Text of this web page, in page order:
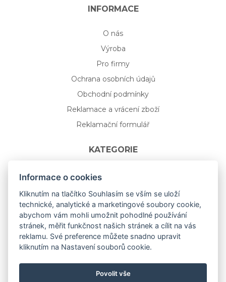
INFORMACE
O nás
Výroba
Pro firmy
Ochrana osobních údajů
Obchodní podmínky
Reklamace a vrácení zboží
Reklamační formulář
KATEGORIE
Nápojové sklo
Bydlení
Dárkový poukaz na míru
Mystery box
Kolekce
NOVÁ rozkvetlá KOLEKCE 🌸🌼
Informace o cookies
Kliknutím na tlačítko Souhlasím se vším se uloží
technické, analytické a marketingové soubory cookie,
abychom vám mohli umožnit pohodlné používání
stránek, měřit funkčnost našich stránek a cílit na vás
reklamu. Své preference můžete snadno upravit
kliknutím na Nastavení souborů cookie.
Povolit vše